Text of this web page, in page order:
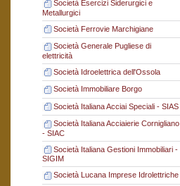
Società Esercizi Siderurgici e
Metallurgici
Società Ferrovie Marchigiane
Società Generale Pugliese di
elettricità
Società Idroelettrica dell'Ossola
Società Immobiliare Borgo
Società Italiana Acciai Speciali - SIAS
Società Italiana Acciaierie Cornigliano
- SIAC
Società Italiana Gestioni Immobiliari -
SIGIM
Società Lucana Imprese Idrolettriche